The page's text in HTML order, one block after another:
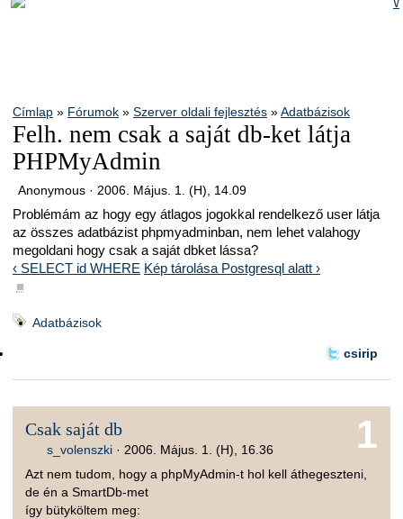
Címlap » Fórumok » Szerver oldali fejlesztés »Adatbázisok
Felh. nem csak a saját db-ket látja
PHPMyAdmin
Anonymous · 2006. Május. 1. (H), 14.09
Problémám az hogy egy átlagos jogokkal rendelkező user látja
az összes adatbázist phpmyadminban, nem lehet valahogy
megoldani hogy csak a saját dbket lássa?
‹ SELECT id WHERE Kép tárolása Postgresql alatt ›
■
Adatbázisok
csirip
1
Csak saját db
s_volenszki · 2006. Május. 1. (H), 16.36
Azt nem tudom, hogy a phpMyAdmin-t hol kell áthegeszteni,
de én a SmartDb-met
így bütyköltem meg: